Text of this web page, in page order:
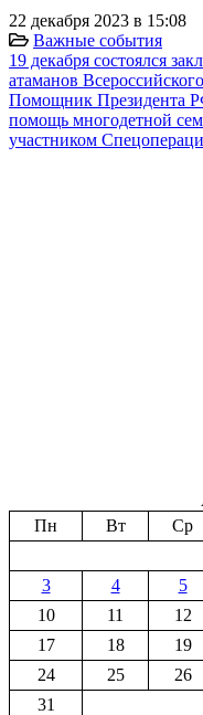
22 декабря 2023 в 15:08
Важные события
19 декабря состоялся
атаманов
Помощник Президента
помощь многодетной
участником
Пн
Вт Ср
3
4 5
10
11 12
17
18 19
24
25 26
31